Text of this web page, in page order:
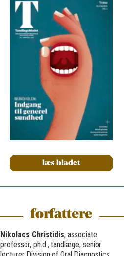
læs bladet
forfattere
Nikolaos Christidis, associate
professor, ph.d., tandlæge, senior
lecturer Division of Oral Diagnostics